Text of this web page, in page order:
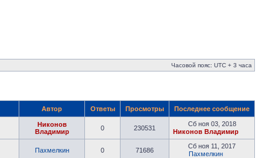
Часовой пояс: UTC + 3 часа
Автор Ответы Просмотры Последнее сообщение
Никонов
Владимир
0 230531
Сб ноя 03, 2018
Никонов Владимир
Пахмелкин 0 71686
Сб ноя 11, 2017
Пахмелкин